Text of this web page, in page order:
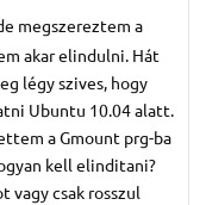
megszereztem a
akar elindulni. Hát
légy szives, hogy
Ubuntu 10.04 alatt.
a Gmount prg-ba
kell elinditani?
vagy csak rosszul